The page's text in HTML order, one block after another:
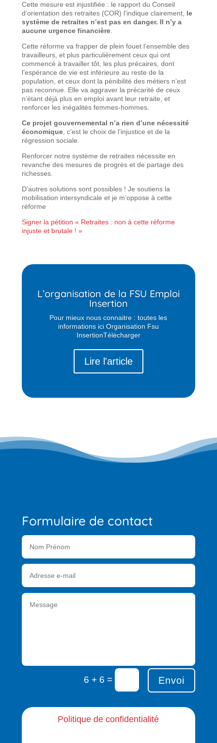
Cette mesure est injustifiée : le rapport du Conseil
d’orientation des retraites (COR) l’indique clairement, le
système de retraites n’est pas en danger. Il n’y a
aucune urgence financière.
Cette réforme va frapper de plein fouet l’ensemble des
travailleurs, et plus particulièrement ceux qui ont
commencé à travailler tôt, les plus précaires, dont
l’espérance de vie est inférieure au reste de la
population, et ceux dont la pénibilité des métiers n’est
pas reconnue. Elle va aggraver la précarité de ceux
n’étant déjà plus en emploi avant leur retraite, et
renforcer les inégalités femmes-hommes.
Ce projet gouvernemental n’a rien d’une nécessité
économique, c’est le choix de l’injustice et de la
régression sociale.
Renforcer notre système de retraites nécessite en
revanche des mesures de progrès et de partage des
richesses.
D’autres solutions sont possibles ! Je soutiens la
mobilisation intersyndicale et je m’oppose à cette
réforme
Signer la pétition « Retraites : non à cette réforme
injuste et brutale ! »
L’organisation de la FSU Emploi
Insertion
Pour mieux nous connaitre : toutes les
informations ici Organisation Fsu
InsertionTélécharger
Lire l'article
Formulaire de contact
6 + 6 = Envoi
Politique de confidentialité